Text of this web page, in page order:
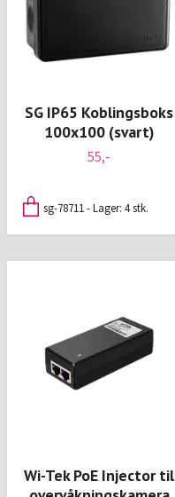
SG IP65 Koblingsboks
100x100 (svart)
55,-
sg-78711 - Lager: 4 stk.
Wi-Tek PoE Injector til